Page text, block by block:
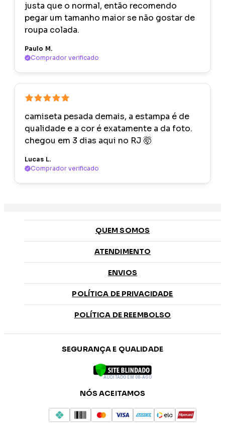
justa que o normal, então recomendo
pegar um tamanho maior se não gostar de
roupa colada.
Paulo M.
Comprador verificado
camiseta pesada demais, a estampa é de
qualidade e a cor é exatamente a da foto.
chegou em 3 dias aqui no RJ 🤯
Lucas L.
Comprador verificado
QUEM SOMOS
ATENDIMENTO
ENVIOS
POLÍTICA DE PRIVACIDADE
POLÍTICA DE REEMBOLSO
SEGURANÇA E QUALIDADE
AUDITADO EM 08-AGO
NÓS ACEITAMOS